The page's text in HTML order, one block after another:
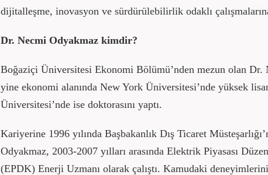
dijitalleşme, inovasyon ve sürdürülebilirlik odaklı
Dr. Necmi Odyakmaz kimdir?
Boğaziçi Üniversitesi Ekonomi Bölümü’nden mezun olan Dr.
yine ekonomi alanında New York Üniversitesi’nde yüksek
Üniversitesi’nde ise doktorasını yaptı.
Kariyerine 1996 yılında Başbakanlık Dış Ticaret
Odyakmaz, 2003-2007 yılları arasında Elektrik Piyasası
(EPDK) Enerji Uzmanı olarak çalıştı. Kamudaki